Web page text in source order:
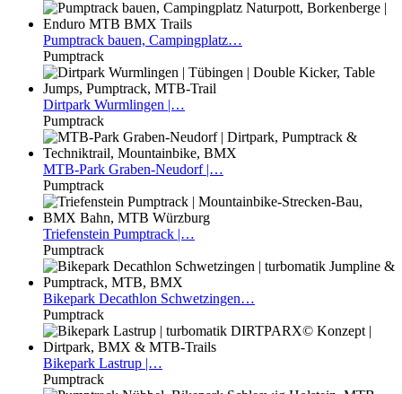
Pumptrack bauen, Campingplatz…
Pumptrack
Dirtpark Wurmlingen |…
Pumptrack
MTB-Park Graben-Neudorf |…
Pumptrack
Triefenstein Pumptrack |…
Pumptrack
Bikepark Decathlon Schwetzingen…
Pumptrack
Bikepark Lastrup |…
Pumptrack